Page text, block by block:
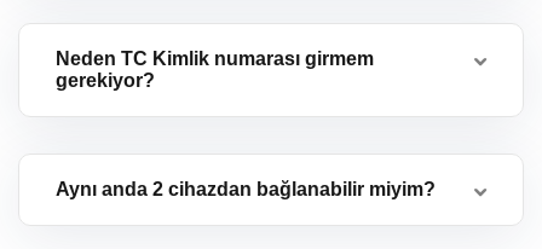
Neden TC Kimlik numarası girmem
gerekiyor?
Aynı anda 2 cihazdan bağlanabilir miyim?